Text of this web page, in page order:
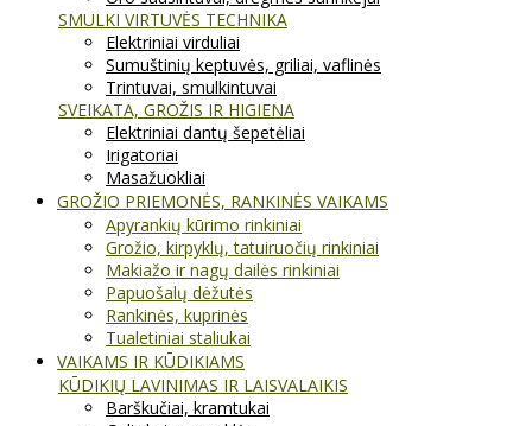
SMULKI VIRTUVĖS TECHNIKA
Elektriniai virduliai
Sumuštinių keptuvės, griliai, vaflinės
Trintuvai, smulkintuvai
SVEIKATA, GROŽIS IR HIGIENA
Elektriniai dantų šepetėliai
Irigatoriai
Masažuokliai
GROŽIO PRIEMONĖS, RANKINĖS VAIKAMS
Apyrankių kūrimo rinkiniai
Grožio, kirpyklų, tatuiruočių rinkiniai
Makiažo ir nagų dailės rinkiniai
Papuošalų dėžutės
Rankinės, kuprinės
Tualetiniai staliukai
VAIKAMS IR KŪDIKIAMS
KŪDIKIŲ LAVINIMAS IR LAISVALAIKIS
Barškučiai, kramtukai